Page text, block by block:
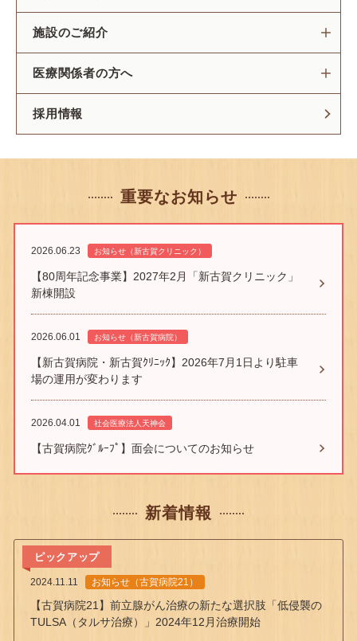
施設のご紹介
医療関係者の方へ
採用情報
重要なお知らせ
2026.06.23 お知らせ（新古賀クリニック）
【80周年記念事業】2027年2月「新古賀クリニック」
新棟開設
2026.06.01 お知らせ（新古賀病院）
【新古賀病院・新古賀ｸﾘﾆｯｸ】2026年7月1日より駐車
場の運用が変わります
2026.04.01 社会医療法人天神会
【古賀病院ｸﾞﾙｰﾌﾟ】面会についてのお知らせ
新着情報
ピックアップ
2024.11.11 お知らせ（古賀病院21）
【古賀病院21】前立腺がん治療の新たな選択肢「低侵襲の
TULSA（タルサ治療）」2024年12月治療開始